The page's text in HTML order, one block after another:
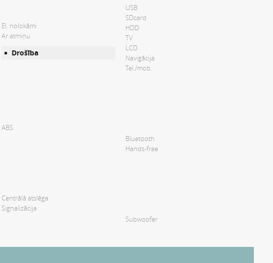
El. nolokāmi
Ar atmiņu
Drošība
ABS
Centrālā atslēga
Signalizācija
USB
SDcard
HDD
TV
LCD
Navigācija
Tel./mob.
Bluetooth
Hands-free
Subwoofer